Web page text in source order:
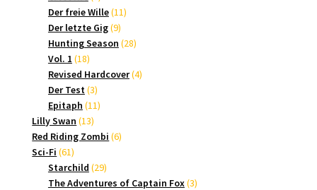
Produkte
Der freie Wille 1111
Der letzte Gig 99
Produkte
Hunting Season 2828
Vol. 1 1818
Produkte
Revised Hardcover 44
Der Test 33
Produkte
Epitaph 1111
Lilly Swan 1313
Produkte
Red Riding Zombi 66
Sci-Fi 6161
Produkte
Starchild 2929
Produkte
The Adventures of Captain Fox 33